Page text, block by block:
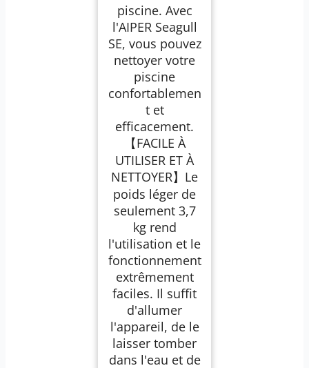
piscine. Avec
l'AIPER Seagull
SE, vous pouvez
nettoyer votre
piscine
confortablemen
t et
efficacement.
【FACILE À
UTILISER ET À
NETTOYER】Le
poids léger de
seulement 3,7
kg rend
l'utilisation et le
fonctionnement
extrêmement
faciles. Il suffit
d'allumer
l'appareil, de le
laisser tomber
dans l'eau et de